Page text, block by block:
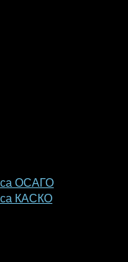
ОСАГО
КАСКО